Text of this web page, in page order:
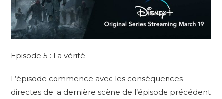
Episode 5 : La vérité
L’épisode commence avec les conséquences
directes de la dernière scène de l’épisode précédent